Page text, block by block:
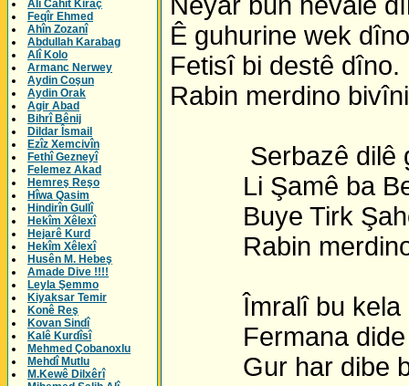
Alî Cahît Kiraç
Feqîr Ehmed
Ahîn Zozanî
Abdullah Karabag
Alî Kolo
Armanc Nerwey
Aydin Coşun
Aydin Orak
Agir Abad
Bihrî Bênij
Dildar Îsmail
Ezîz Xemcivîn
Fethî Gezneyî
Felemez Akad
Hemreş Reşo
Hîwa Qasim
Hindirîn Gullî
Hekîm Xêlexî
Hejarê Kurd
Hekîm Xêlexî
Husên M. Hebeş
Amade Dive !!!!
Leyla Şemmo
Kiyaksar Temir
Konê Reş
Kovan Sindî
Kalê Kurdîsî
Mehmed Çobanoxlu
Mehdî Mutlu
M.Kewê Dilxêrî
Ê guhurine wek dîno
Fetisî bi destê dîno.
Rabin merdino
Serbazê dilê
Li Şamê ba
Buye Tirk Şahê
Rabin merdino
Îmralî bu kela
Fermana dide
Gur har dibe bi